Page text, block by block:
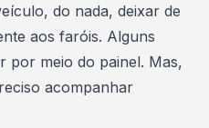
do nada, deixar de
aos faróis. Alguns
por meio do painel. Mas,
acompanhar